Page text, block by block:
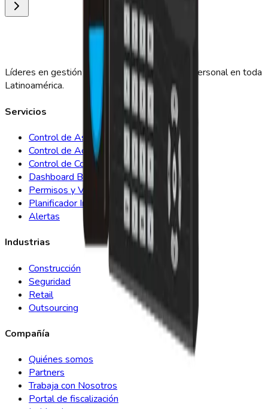
Líderes en gestión de asistencia y control de personal en toda
Latinoamérica.
Servicios
Control de Asistencia
Control de Acceso
Control de Comedor
Dashboard BI
Permisos y Vacaciones
Planificador Inteligente
Alertas
Industrias
Construcción
Seguridad
Retail
Outsourcing
Compañía
Quiénes somos
Partners
Trabaja con Nosotros
Portal de fiscalización